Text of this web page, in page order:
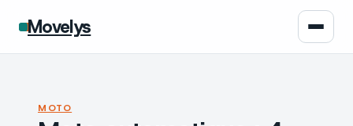
Movelys
MOTO